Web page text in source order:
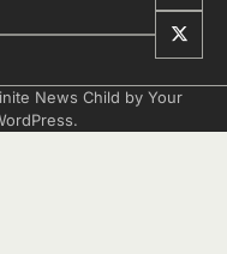
News Child by Your
.